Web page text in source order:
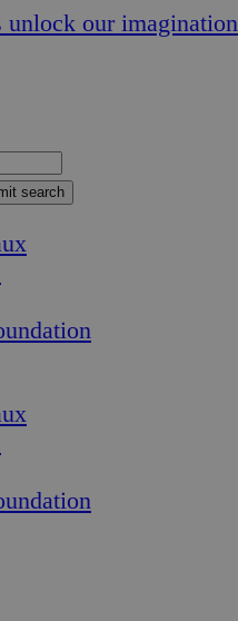
unlock our